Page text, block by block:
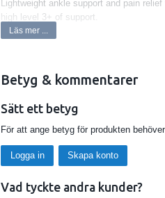
Lightweight ankle support and pain
high level 3+ of support.
• No bulky and time-consuming laces!
• Thin, low profile fit for today’s tight
• Vertical tension stirrup straps
• Figure-8 straps enhance joint stability
Läs mer ...
Betyg & kommentarer
Sätt ett betyg
För att ange betyg för produkten
Logga in Skapa konto
Vad tyckte andra kunder?